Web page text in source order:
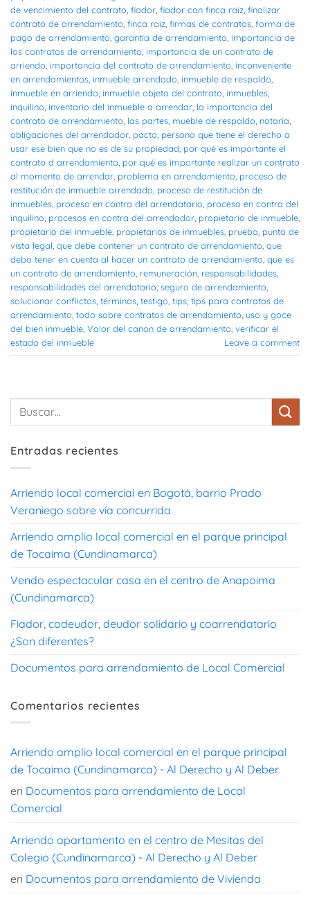
de vencimiento del contrato, fiador, fiador con finca raiz, finalizar
contrato de arrendamiento, finca raiz, firmas de contratos, forma de
pago de arrendamiento, garantía de arrendamiento, importancia de
los contratos de arrendamiento, importancia de un contrato de
arriendo, importancia del contrato de arrendamiento, inconveniente
en arrendamientos, inmueble arrendado, inmueble de respaldo,
inmueble en arriendo, inmueble objeto del contrato, inmuebles,
inquilino, inventario del inmueble a arrendar, la importancia del
contrato de arrendamiento, las partes, mueble de respaldo, notaria,
obligaciones del arrendador, pacto, persona que tiene el derecho a
usar ese bien que no es de su propiedad, por qué es importante el
contrato d arrendamiento, por qué es importante realizar un contrato
al momento de arrendar, problema en arrendamiento, proceso de
restitución de inmueble arrendado, proceso de restitución de
inmuebles, proceso en contra del arrendatario, proceso en contra del
inquilino, procesos en contra del arrendador, propietario de inmueble,
propietario del inmueble, propietarios de inmuebles, prueba, punto de
vista legal, que debe contener un contrato de arrendamiento, que
debo tener en cuenta al hacer un contrato de arrendamiento, que es
un contrato de arrendamiento, remuneración, responsabilidades,
responsabilidades del arrendatario, seguro de arrendamiento,
solucionar conflictos, términos, testigo, tips, tips para contratos de
arrendamiento, todo sobre contratos de arrendamiento, uso y goce
del bien inmueble, Valor del canon de arrendamiento, verificar el
estado del inmueble
Leave a comment
Entradas recientes
Arriendo local comercial en Bogotá, barrio Prado
Veraniego sobre vía concurrida
Arriendo amplio local comercial en el parque principal
de Tocaima (Cundinamarca)
Vendo espectacular casa en el centro de Anapoima
(Cundinamarca)
Fiador, codeudor, deudor solidario y coarrendatario
¿Son diferentes?
Documentos para arrendamiento de Local Comercial
Comentarios recientes
Arriendo amplio local comercial en el parque principal
de Tocaima (Cundinamarca) - Al Derecho y Al Deber
en Documentos para arrendamiento de Local
Comercial
Arriendo apartamento en el centro de Mesitas del
Colegio (Cundinamarca) - Al Derecho y Al Deber
en Documentos para arrendamiento de Vivienda